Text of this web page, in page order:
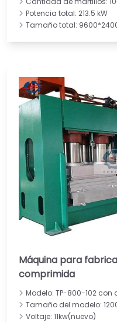
Potencia total: 213.5 kW
Tamaño total:
Máquina para
comprimida
Modelo: TP-800-102 con
Tamaño del modelo:
Voltaje: 11kw(nuevo)